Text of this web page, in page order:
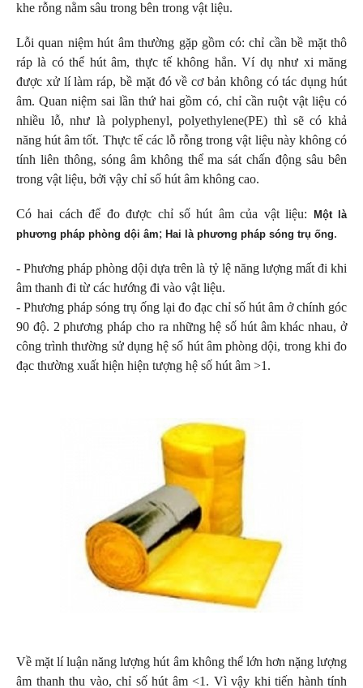
khe rỗng nằm sâu trong bên trong vật liệu.
Lỗi quan niệm hút âm thường gặp gồm có: chỉ cần bề mặt thô
ráp là có thể hút âm, thực tế không hẳn. Ví dụ như xi măng
được xử lí làm ráp, bề mặt đó về cơ bản không có tác dụng hút
âm. Quan niệm sai lần thứ hai gồm có, chỉ cần ruột vật liệu có
nhiều lỗ, như là polyphenyl, polyethylene(PE) thì sẽ có khả
năng hút âm tốt. Thực tế các lỗ rỗng trong vật liệu này không có
tính liên thông, sóng âm không thể ma sát chấn động sâu bên
trong vật liệu, bởi vậy chỉ số hút âm không cao.
Có hai cách để đo được chỉ số hút âm của vật liệu:
Một là
phương pháp phòng dội âm; Hai là phương pháp sóng trụ ống.
- Phương pháp phòng dội dựa trên là tỷ lệ năng lượng mất đi khi
âm thanh đi từ các hướng đi vào vật liệu.
- Phương pháp sóng trụ ống lại đo đạc chỉ số hút âm ở chính góc
90 độ. 2 phương pháp cho ra những hệ số hút âm khác nhau, ở
công trình thường sử dụng hệ số hút âm phòng dội, trong khi đo
đạc thường xuất hiện hiện tượng hệ số hút âm >1.
Về mặt lí luận năng lượng hút âm không thể lớn hơn nặng lượng
âm thanh thu vào, chỉ số hút âm <1. Vì vậy khi tiến hành tính